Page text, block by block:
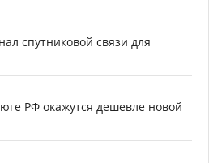
спутниковой связи для
РФ окажутся дешевле новой